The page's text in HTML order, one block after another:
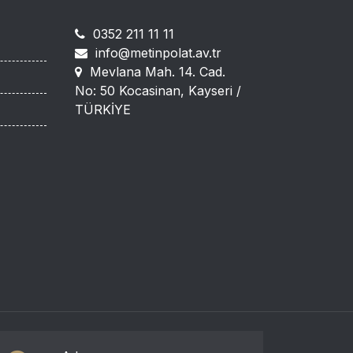
0352 211 11 11
info@metinpolat.av.tr
Mevlana Mah. 14. Cad.
No: 50 Kocasinan, Kayseri /
TÜRKİYE